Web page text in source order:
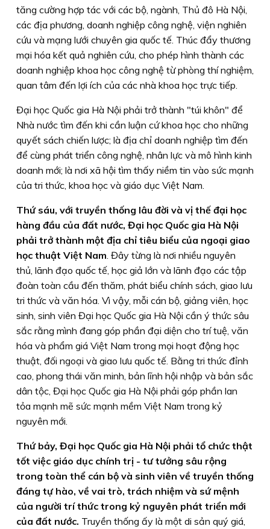
tăng cường hợp tác với các bộ, ngành, Thủ đô Hà Nội,
các địa phương, doanh nghiệp công nghệ, viện nghiên
cứu và mạng lưới chuyên gia quốc tế. Thúc đẩy thương
mại hóa kết quả nghiên cứu, cho phép hình thành các
doanh nghiệp khoa học công nghệ từ phòng thí nghiệm,
quan tâm đến lợi ích của các nhà khoa học trực tiếp.
Đại học Quốc gia Hà Nội phải trở thành "túi khôn" để
Nhà nước tìm đến khi cần luận cứ khoa học cho những
quyết sách chiến lược; là địa chỉ doanh nghiệp tìm đến
để cùng phát triển công nghệ, nhân lực và mô hình kinh
doanh mới; là nơi xã hội tìm thấy niềm tin vào sức mạnh
của tri thức, khoa học và giáo dục Việt Nam.
Thứ sáu, với truyền thống lâu đời và vị thế đại học
hàng đầu của đất nước, Đại học Quốc gia Hà Nội
phải trở thành một địa chỉ tiêu biểu của ngoại giao
học thuật Việt Nam . Đây từng là nơi nhiều nguyên
thủ, lãnh đạo quốc tế, học giả lớn và lãnh đạo các tập
đoàn toàn cầu đến thăm, phát biểu chính sách, giao lưu
tri thức và văn hóa. Vì vậy, mỗi cán bộ, giảng viên, học
sinh, sinh viên Đại học Quốc gia Hà Nội cần ý thức sâu
sắc rằng mình đang góp phần đại diện cho trí tuệ, văn
hóa và phẩm giá Việt Nam trong mọi hoạt động học
thuật, đối ngoại và giao lưu quốc tế. Bằng tri thức đỉnh
cao, phong thái văn minh, bản lĩnh hội nhập và bản sắc
dân tộc, Đại học Quốc gia Hà Nội phải góp phần lan
tỏa mạnh mẽ sức mạnh mềm Việt Nam trong kỷ
nguyên mới.
Thứ bảy, Đại học Quốc gia Hà Nội phải tổ chức thật
tốt việc giáo dục chính trị - tư tưởng sâu rộng
trong toàn thể cán bộ và sinh viên về truyền thống
đáng tự hào, về vai trò, trách nhiệm và sứ mệnh
của người trí thức trong kỷ nguyên phát triển mới
của đất nước. Truyền thống ấy là một di sản quý giá,